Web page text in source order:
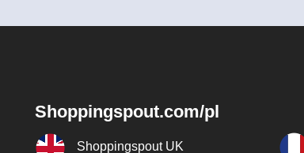
Shoppingspout.com/pl
Shoppingspout UK